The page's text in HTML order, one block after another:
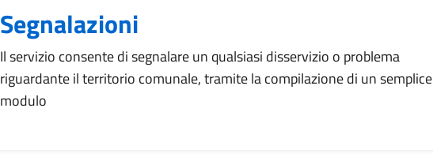
Segnalazioni
Il servizio consente di segnalare un qualsiasi disservizio o problema
riguardante il territorio comunale, tramite la compilazione di un semplice
modulo